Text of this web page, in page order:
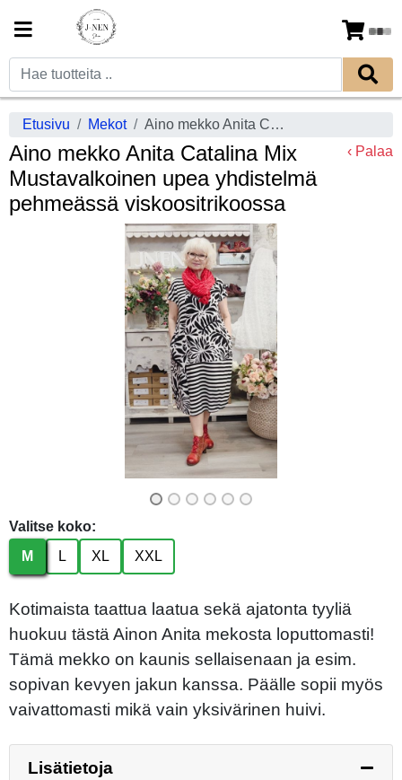
Etusivu Mekot Aino mekko Anita Catalina Mix Mustavalkoinen upea yhdistelmä pehmeässä viskoositrikoossa
Aino mekko Anita Catalina Mix
Mustavalkoinen upea yhdistelmä
pehmeässä viskoositrikoossa
‹ Palaa
Valitse koko:
M
L XL XXL
Kotimaista taattua laatua sekä ajatonta tyyliä
huokuu tästä Ainon Anita mekosta loputtomasti!
Tämä mekko on kaunis sellaisenaan ja esim.
sopivan kevyen jakun kanssa. Päälle sopii myös
vaivattomasti mikä vain yksivärinen huivi.
Lisätietoja